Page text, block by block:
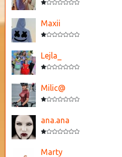
Maxii
Lejla_
Milic@
ana.ana
Marty